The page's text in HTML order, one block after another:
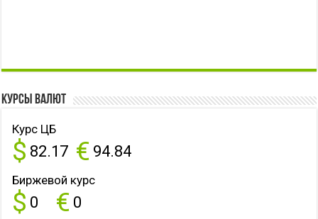
Курсы валют
Курс ЦБ
$ 82.17 € 94.84
Биржевой курс
$ 0 € 0